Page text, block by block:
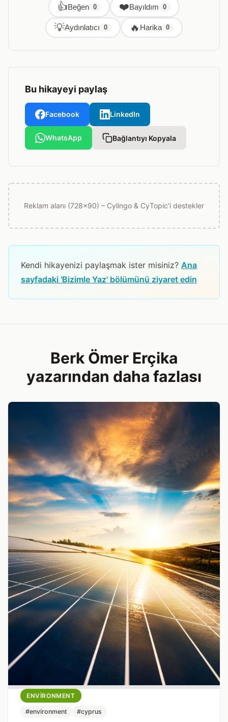
👍Beğen 0 ❤️Bayıldım 0
💡Aydınlatıcı 0 🔥 Harika 0
Bu hikayeyi paylaş
Facebook LinkedIn
WhatsApp Bağlantıyı Kopyala
Reklam alanı (728x90) – Cylingo & CyTopic'i destekler
Kendi hikayenizi paylaşmak ister misiniz? Ana
sayfadaki 'Bizimle Yaz' bölümünü ziyaret edin
Berk Ömer Erçika
yazarından daha fazlası
ENVIRONMENT
#environment #cyprus